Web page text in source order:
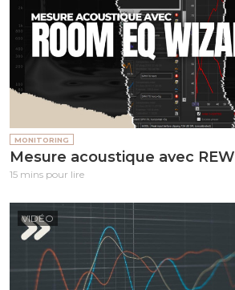
MONITORING
Mesure acoustique avec REW
15 mins pour lire
VIDÉO